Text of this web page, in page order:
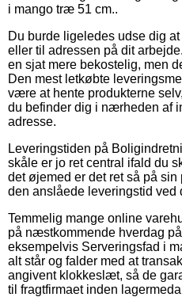
i mango træ 51 cm..
Du burde ligeledes udse dig
eller til adressen på dit
en sjat mere bekostelig, men
Den mest letkøbte
være at hente produkterne
du befinder dig i nærheden af
adresse.
Leveringstiden på
skåle er jo ret central ifald du
det øjemed er det ret så på
den anslåede leveringstid ved
Temmelig mange online
på næstkommende hverdag
eksempelvis Serveringsfad i
alt står og falder med at
angivent klokkeslæt, så de
til fragtfirmaet inden